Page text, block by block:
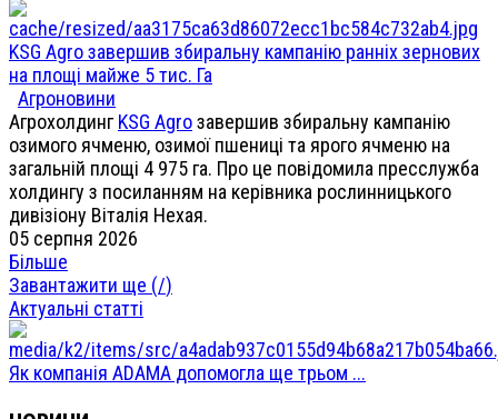
KSG Agro завершив збиральну кампанію ранніх зернових
на площі майже 5 тис. Га
Агроновини
АгрохолдингKSG Agroзавершив збиральну кампанію
озимого ячменю, озимої пшениці та ярого ячменю на
загальній площі 4 975 га. Про це повідомила пресслужба
холдингу з посиланням на керівника рослинницького
дивізіону Віталія Нехая.
05 серпня 2026
Більше
Завантажити ще (/)
Актуальні статті
Як компанія ADAMA допомогла ще трьом ...